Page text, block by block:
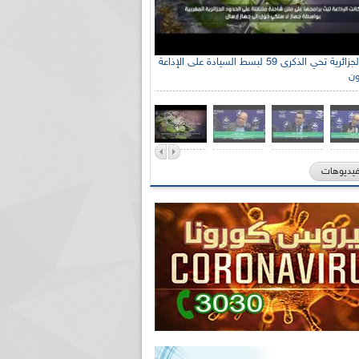
الإذاعة الجزائرية تحي الذكرى 59 لبسط السيادة على الإذاعة